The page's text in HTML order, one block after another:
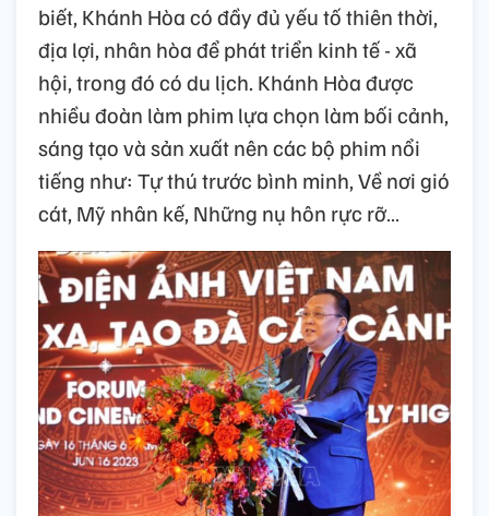
biết, Khánh Hòa có đầy đủ yếu tố thiên thời,
địa lợi, nhân hòa để phát triển kinh tế - xã
hội, trong đó có du lịch. Khánh Hòa được
nhiều đoàn làm phim lựa chọn làm bối cảnh,
sáng tạo và sản xuất nên các bộ phim nổi
tiếng như: Tự thú trước bình minh, Về nơi gió
cát, Mỹ nhân kế, Những nụ hôn rực rỡ…